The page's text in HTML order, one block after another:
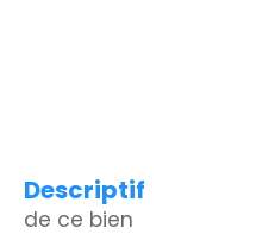
descriptif
de ce bien